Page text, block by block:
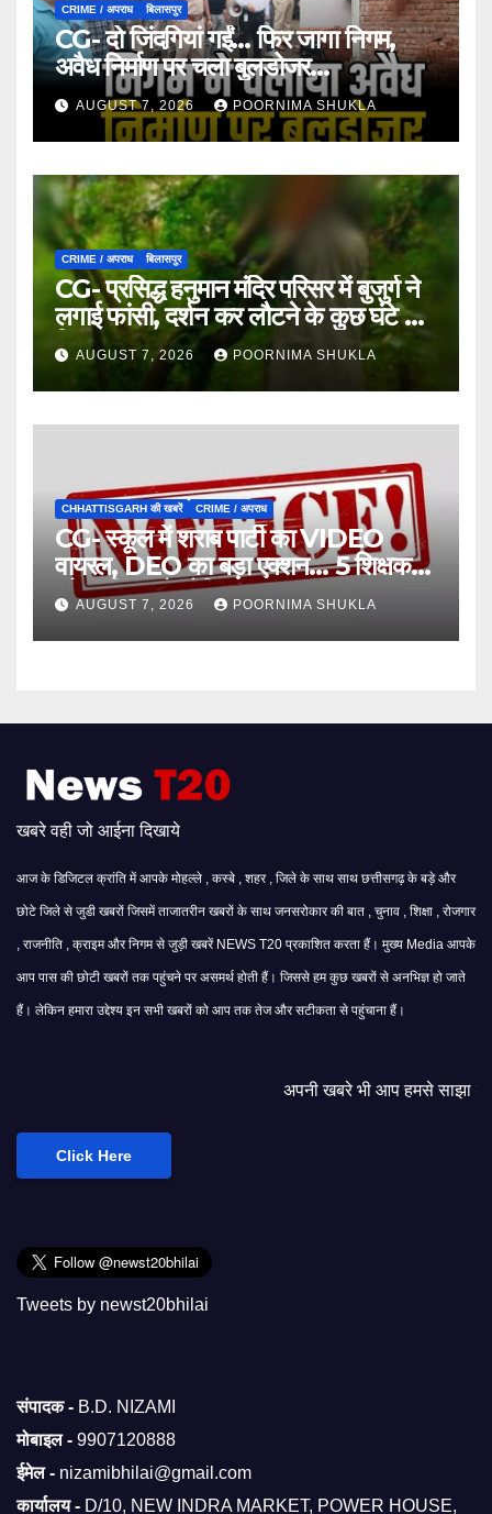
CRIME / अपराध बिलासपुर
CG- दो जिंदगियां गईं… फिर जागा निगम,
अवैध निर्माण पर चला बुलडोजर…
AUGUST 7, 2026 POORNIMA SHUKLA
CRIME / अपराध बिलासपुर
CG- प्रसिद्ध हनुमान मंदिर परिसर में बुजुर्ग ने
लगाई फांसी, दर्शन कर लौटने के कुछ घंटे बाद
मिला शव…
AUGUST 7, 2026 POORNIMA SHUKLA
CHHATTISGARH की खबरें CRIME / अपराध
CG- स्कूल में शराब पार्टी का VIDEO
वायरल, DEO का बड़ा एक्शन… 5 शिक्षक
और स्वीपर को नोटिस…
AUGUST 7, 2026 POORNIMA SHUKLA
खबरे वही जो आईना दिखाये
आज के डिजिटल क्रांति में आपके मोहल्ले , कस्बे , शहर , जिले के साथ साथ छत्तीसगढ़ के बड़े और
छोटे जिले से जुडी खबरों जिसमें ताजातरीन खबरों के साथ जनसरोकार की बात , चुनाव , शिक्षा , रोजगार
, राजनीति , क्राइम और निगम से जुड़ी खबरें NEWS T20 प्रकाशित करता हैं। मुख्य Media आपके
आप पास की छोटी खबरों तक पहुंचने पर असमर्थ होती हैं। जिससे हम कुछ खबरों से अनभिज्ञ हो जाते
हैं। लेकिन हमारा उद्देश्य इन सभी खबरों को आप तक तेज और सटीकता से पहुंचाना हैं।
अपनी खबरे भी आप हमसे साझा कर सकते हैं।
Click Here
Tweets by newst20bhilai
संपादक - B.D. NIZAMI
मोबाइल - 9907120888
ईमेल - nizamibhilai@gmail.com
कार्यालय - D/10, NEW INDRA MARKET, POWER HOUSE,